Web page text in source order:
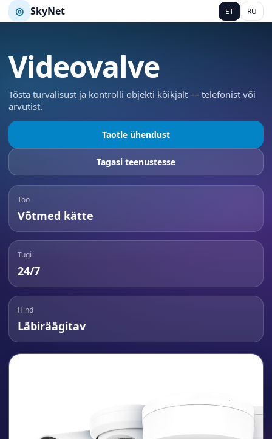
◎ SkyNet ET RU
Videovalve
Tõsta turvalisust ja kontrolli objekti kõikjalt — telefonist või
arvutist.
Taotle ühendust
Tagasi teenustesse
Töö
Võtmed kätte
Tugi
24/7
Hind
Läbiräägitav